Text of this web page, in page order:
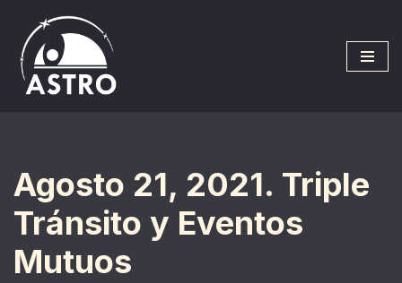
Saltar
al
contenido
Agosto 21, 2021. Triple
Tránsito y Eventos
Mutuos